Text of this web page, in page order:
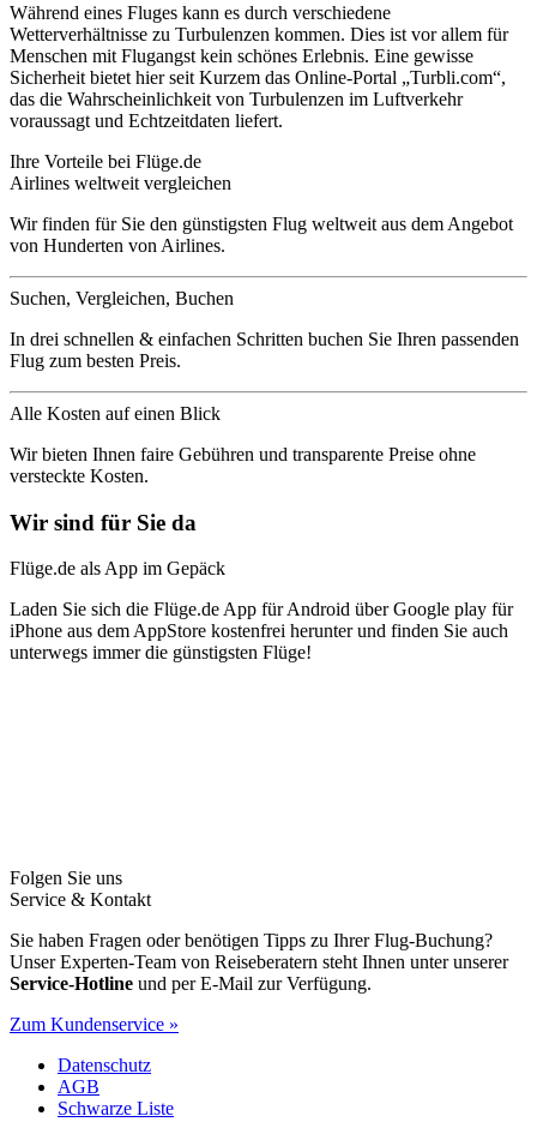
Während eines Fluges kann es durch verschiedene
Wetterverhältnisse zu Turbulenzen kommen. Dies ist vor allem für
Menschen mit Flugangst kein schönes Erlebnis. Eine gewisse
Sicherheit bietet hier seit Kurzem das Online-Portal „Turbli.com“,
das die Wahrscheinlichkeit von Turbulenzen im Luftverkehr
voraussagt und Echtzeitdaten liefert.
Ihre Vorteile bei Flüge.de
Airlines weltweit vergleichen
Wir finden für Sie den günstigsten Flug weltweit aus dem Angebot
von Hunderten von Airlines.
Suchen, Vergleichen, Buchen
In drei schnellen & einfachen Schritten buchen Sie Ihren passenden
Flug zum besten Preis.
Alle Kosten auf einen Blick
Wir bieten Ihnen faire Gebühren und transparente Preise ohne
versteckte Kosten.
Wir sind für Sie da
Flüge.de als App im Gepäck
Laden Sie sich die Flüge.de App für Android über Google play für
iPhone aus dem AppStore kostenfrei herunter und finden Sie auch
unterwegs immer die günstigsten Flüge!
Folgen Sie uns
Service & Kontakt
Sie haben Fragen oder benötigen Tipps zu Ihrer Flug-Buchung?
Unser Experten-Team von Reiseberatern steht Ihnen unter unserer
Service-Hotline und per E-Mail zur Verfügung.
Zum Kundenservice »
Datenschutz
AGB
Schwarze Liste